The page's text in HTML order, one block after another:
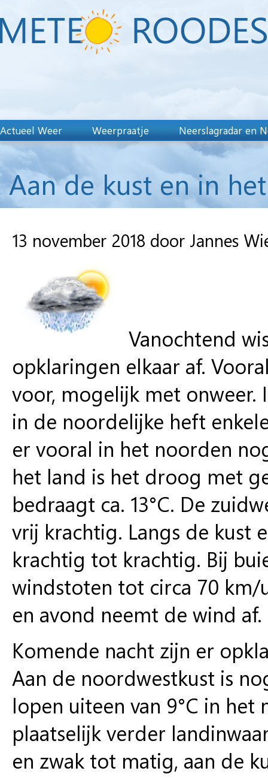
Actueel Weer Weerpraatje Neerslagradar en
Aan de kust en in
13 november 2018 door Jannes
Vanochtend
opklaringen elkaar af.
voor, mogelijk met
in de noordelijke heft
er vooral in het noorden
het land is het droog met
bedraagt ca. 13°C. De
vrij krachtig. Langs de kust
krachtig tot krachtig. Bij
windstoten tot circa 70
en avond neemt de wind af.
Komende nacht zijn er
Aan de noordwestkust is
lopen uiteen van 9°C in
plaatselijk verder
en zwak tot matig, aan de